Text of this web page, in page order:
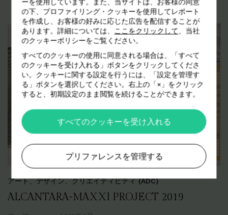
アート、デザイン、クリエイティビティ (ADC)
ALCANTARA-MAXXI PROJECT 2019
ーを使用しています。また、当サイトは、お客様の同意
の下、プロファイリング・クッキーを使用してレポート
を作成し、お客様の好みに応じた広告を配信することが
あります。詳細については、 ここをクリックして、当社
のクッキーポリシーをご覧ください。
すべてのクッキーの使用に同意される場合は、「すべて
のクッキーを受け入れる」ボタンをクリックしてくださ
い。クッキーに関する設定を行うには、「設定を管理す
る」ボタンを選択してください。右上の「×」をクリック
すると、初期設定のまま閲覧を続けることができます。
すべてのクッキーを受け入れる
プリファレンスを管理する